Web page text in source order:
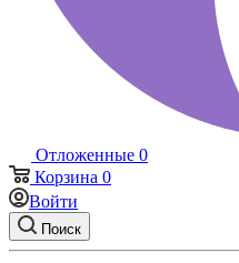
Отложенные 0
Корзина 0
Войти
Поиск